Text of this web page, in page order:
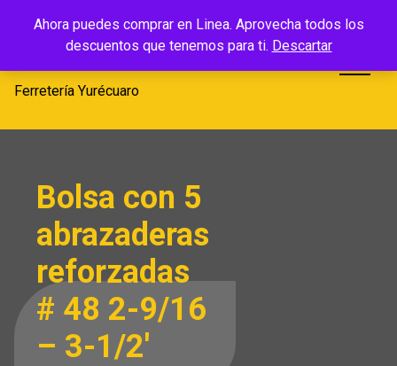
Ahora puedes comprar en Linea. Aprovecha todos los
descuentos que tenemos para ti. Descartar
Ferretería
Yurécuaro
Ferretería Yurécuaro
Bolsa con 5
abrazaderas
reforzadas
# 48 2-9/16
– 3-1/2′